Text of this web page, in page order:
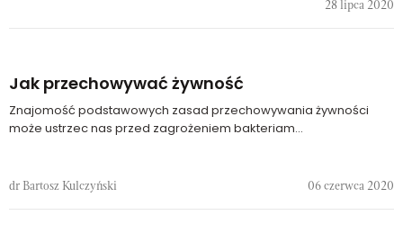
28 lipca 2020
Jak przechowywać żywność
Znajomość podstawowych zasad przechowywania żywności
może ustrzec nas przed zagrożeniem bakteriam...
dr Bartosz Kulczyński 06 czerwca 2020